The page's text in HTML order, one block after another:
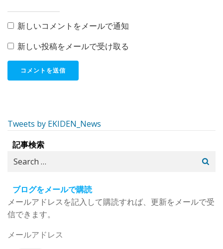
新しいコメントをメールで通知
新しい投稿をメールで受け取る
Tweets by EKIDEN_News
記事検索
Search
ブログをメールで購読
メールアドレスを記入して購読すれば、更新をメールで受
信できます。
メ